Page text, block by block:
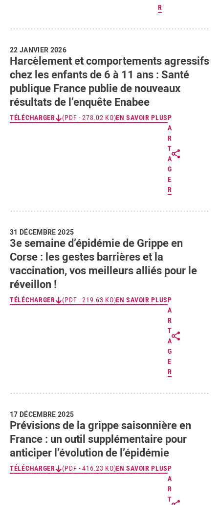
R
22 JANVIER 2026
Harcèlement et comportements agressifs
chez les enfants de 6 à 11 ans : Santé
publique France publie de nouveaux
résultats de l’enquête Enabee
TÉLÉCHARGER (PDF - 278.02 KO)EN SAVOIR PLUSP
A
R
T
A
G
E
R
31 DÉCEMBRE 2025
3e semaine d’épidémie de Grippe en
Corse : les gestes barrières et la
vaccination, vos meilleurs alliés pour le
réveillon !
TÉLÉCHARGER (PDF - 219.63 KO)EN SAVOIR PLUSP
A
R
T
A
G
E
R
17 DÉCEMBRE 2025
Prévisions de la grippe saisonnière en
France : un outil supplémentaire pour
anticiper l’évolution de l’épidémie
TÉLÉCHARGER (PDF - 416.23 KO)EN SAVOIR PLUSP
A
R
T